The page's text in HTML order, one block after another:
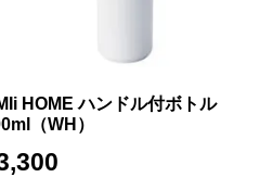
HOME ハンドル付ボトル
（WH）